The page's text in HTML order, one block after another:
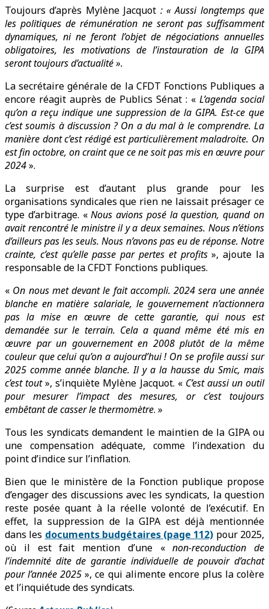
Toujours d’après Mylène Jacquot : « Aussi longtemps que
les politiques de rémunération ne seront pas suffisamment
dynamiques, ni ne feront l’objet de négociations annuelles
obligatoires, les motivations de l’instauration de la GIPA
seront toujours d’actualité ».
La secrétaire générale de la CFDT Fonctions Publiques a
encore réagit auprès de Publics Sénat : « L’agenda social
qu’on a reçu indique une suppression de la GIPA. Est-ce que
c’est soumis à discussion ? On a du mal à le comprendre. La
manière dont c’est rédigé est particulièrement maladroite. On
est fin octobre, on craint que ce ne soit pas mis en œuvre pour
2024».
La surprise est d’autant plus grande pour les
organisations syndicales que rien ne laissait présager ce
type d’arbitrage. «Nous avions posé la question, quand on
avait rencontré le ministre il y a deux semaines. Nous n’étions
d’ailleurs pas les seuls. Nous n’avons pas eu de réponse. Notre
crainte, c’est qu’elle passe par pertes et profits», ajoute la
responsable de la CFDT Fonctions publiques.
« On nous met devant le fait accompli. 2024 sera une année
blanche en matière salariale, le gouvernement n’actionnera
pas la mise en œuvre de cette garantie, qui nous est
demandée sur le terrain. Cela a quand même été mis en
œuvre par un gouvernement en 2008 plutôt de la même
couleur que celui qu’on a aujourd’hui ! On se profile aussi sur
2025 comme année blanche. Il y a la hausse du Smic, mais
c’est tout», s’inquiète Mylène Jacquot. « C’est aussi un outil
pour mesurer l’impact des mesures, or c’est toujours
embêtant de casser le thermomètre. »
Tous les syndicats demandent le maintien de la GIPA ou
une compensation adéquate, comme l’indexation du
point d’indice sur l’inflation.
Bien que le ministère de la Fonction publique propose
d’engager des discussions avec les syndicats, la question
reste posée quant à la réelle volonté de l’exécutif. En
effet, la suppression de la GIPA est déjà mentionnée
dans les documents budgétaires (page 112) pour 2025,
où il est fait mention d’une «non-reconduction de
l’indemnité dite de garantie individuelle de pouvoir d’achat
pour l’année 2025 », ce qui alimente encore plus la colère
et l’inquiétude des syndicats.